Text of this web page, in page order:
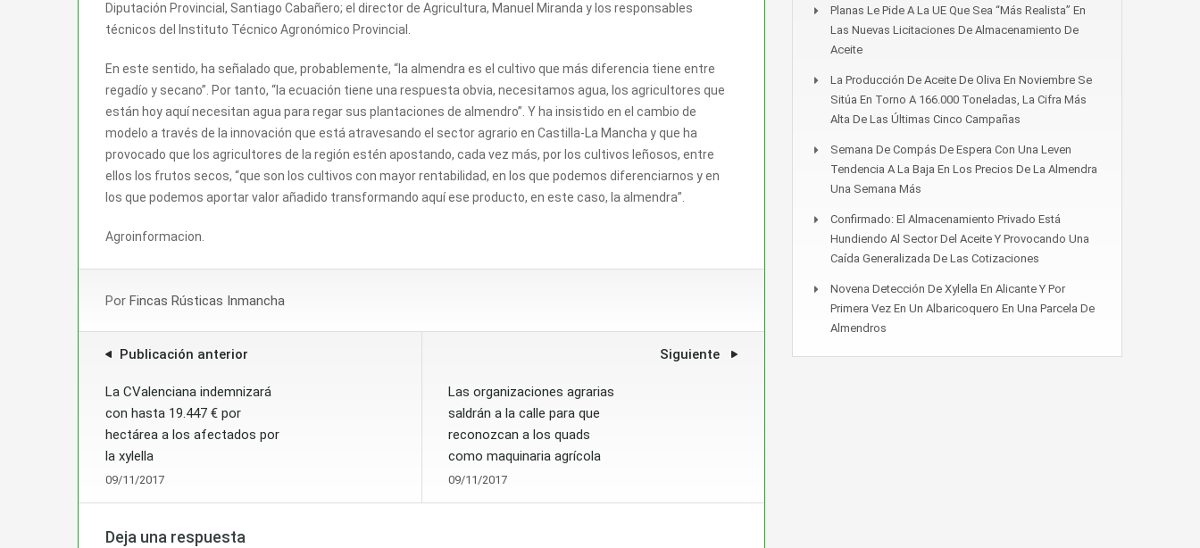
Diputación Provincial, Santiago Cabañero; el director de Agricultura, Manuel Miranda y los responsables
técnicos del Instituto Técnico Agronómico Provincial.
En este sentido, ha señalado que, probablemente, “la almendra es el cultivo que más diferencia tiene entre
regadío y secano”. Por tanto, “la ecuación tiene una respuesta obvia, necesitamos agua, los agricultores que
están hoy aquí necesitan agua para regar sus plantaciones de almendro”. Y ha insistido en el cambio de
modelo a través de la innovación que está atravesando el sector agrario en Castilla-La Mancha y que ha
provocado que los agricultores de la región estén apostando, cada vez más, por los cultivos leñosos, entre
ellos los frutos secos, “que son los cultivos con mayor rentabilidad, en los que podemos diferenciarnos y en
los que podemos aportar valor añadido transformando aquí ese producto, en este caso, la almendra”.
Agroinformacion.
Por Fincas Rústicas Inmancha
Publicación anterior
La CValenciana indemnizará
con hasta 19.447 € por
hectárea a los afectados por
la xylella
09/11/2017
Siguiente
Las organizaciones agrarias
saldrán a la calle para que
reconozcan a los quads
como maquinaria agrícola
09/11/2017
Deja una respuesta
Planas Le Pide A La UE Que Sea “más Realista” En
Las Nuevas Licitaciones De Almacenamiento De
Aceite
La Producción De Aceite De Oliva En Noviembre Se
Sitúa En Torno A 166.000 Toneladas, La Cifra Más
Alta De Las Últimas Cinco Campañas
Semana De Compás De Espera Con Una Leven
Tendencia A La Baja En Los Precios De La Almendra
Una Semana Más
Confirmado: El Almacenamiento Privado Está
Hundiendo Al Sector Del Aceite Y Provocando Una
Caída Generalizada De Las Cotizaciones
Novena Detección De Xylella En Alicante Y Por
Primera Vez En Un Albaricoquero En Una Parcela De
Almendros